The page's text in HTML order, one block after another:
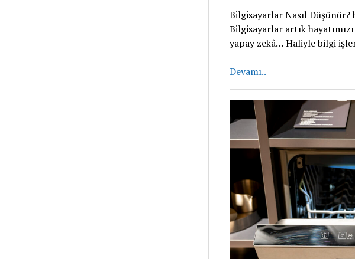
Bilgisayarlar Nasıl
Bilgisayarlar artık
yapay zekâ… Haliyle bilgi
Devamı..Bilgisayarlar
Düşünür?